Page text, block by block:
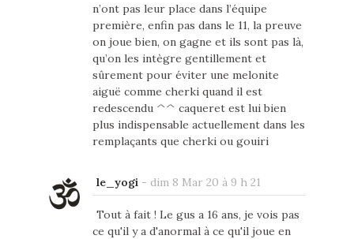
n’ont pas leur place dans l’équipe
première, enfin pas dans le 11, la preuve
on joue bien, on gagne et ils sont pas là,
qu’on les intègre gentillement et
sûrement pour éviter une melonite
aiguë comme cherki quand il est
redescendu ^^ caqueret est lui bien
plus indispensable actuellement dans les
remplaçants que cherki ou gouiri
le_yogi - dim 8 Mar 20 à 9 h 21
Tout à fait ! Le gus a 16 ans, je vois pas
ce qu'il y a d'anormal à ce qu'il joue en